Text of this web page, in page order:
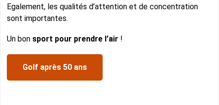
Egalement, les qualités d’attention et de concentration
sont importantes.
Un bon sport pour prendre l’air !
Golf après 50 ans